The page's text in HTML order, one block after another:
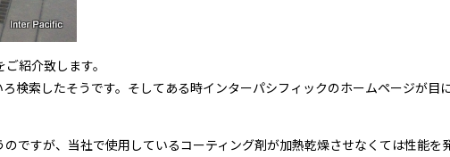
紹介致します。
索したそうです。そしてある時インターパシフィックのホームページが目に
ですが、当社で使用しているコーティング剤が加熱乾燥させなくては性能を